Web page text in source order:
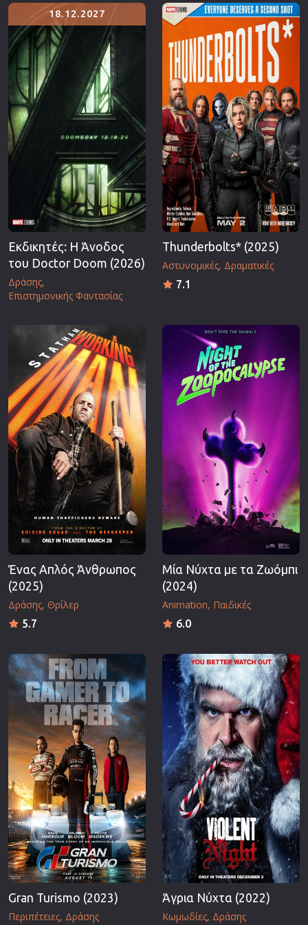
Επιστημονικής Φαντασίας
Ευρωπαικός Κινηματογράφος
Θρησκευτικές
Θρίλερ
Ιστορικές
Καταστροφής
Κλασσικές
18.12.2027
Εκδικητές: Η Άνοδος
του Doctor Doom (2026)
Δράσης
Επιστημονικής Φαντασίας
Thunderbolts* (2025)
Αστυνομικές Δραματικές
7.1
Ένας Απλός Άνθρωπος
(2025)
Δράσης Θρίλερ
5.7
Μία Νύχτα με τα Ζωόμπι
(2024)
Animation Παιδικές
6.0
Gran Turismo (2023)
Περιπέτειες Δράσης
Άγρια Νύχτα (2022)
Κωμωδίες Δράσης